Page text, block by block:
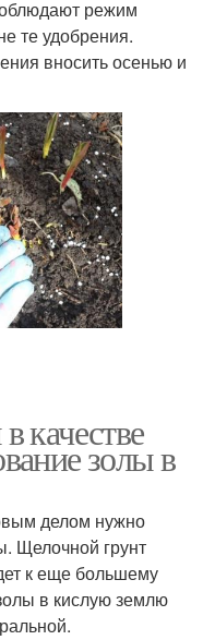
режим
те удобрения.
вносить осенью и
качестве
золы в
делом нужно
Щелочной грунт
к еще большему
в кислую землю